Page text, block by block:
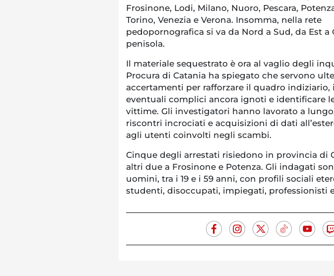
Frosinone, Lodi, Milano, Nuoro, Pescara,
Torino, Venezia e Verona. Insomma, nella rete
pedopornografica si va da Nord a Sud, da Est a
penisola.
Il materiale sequestrato è ora al vaglio degli
Procura di Catania ha spiegato che servono
accertamenti per rafforzare il quadro
eventuali complici ancora ignoti e identificare
vittime. Gli investigatori hanno lavorato a
riscontri incrociati e acquisizioni di dati
agli utenti coinvolti negli scambi.
Cinque degli arrestati risiedono in provincia di
altri due a Frosinone e Potenza. Gli indagati
uomini, tra i 19 e i 59 anni, con profili sociali
studenti, disoccupati, impiegati, professionisti